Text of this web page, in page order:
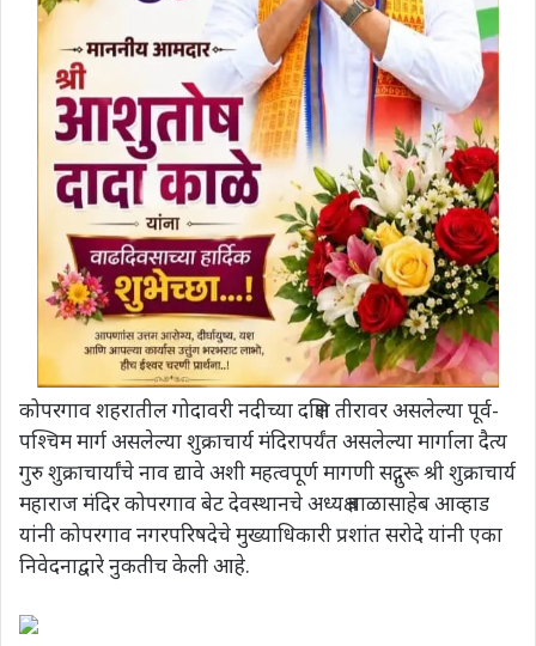
कोपरगाव शहरातील गोदावरी नदीच्या दक्षिण तीरावर असलेल्या पूर्व-
पश्चिम मार्ग असलेल्या शुक्राचार्य मंदिरापर्यंत असलेल्या मार्गाला दैत्य
गुरु शुक्राचार्यांचे नाव द्यावे अशी महत्वपूर्ण मागणी सद्गुरू श्री शुक्राचार्य
महाराज मंदिर कोपरगाव बेट देवस्थानचे अध्यक्ष बाळासाहेब आव्हाड
यांनी कोपरगाव नगरपरिषदेचे मुख्याधिकारी प्रशांत सरोदे यांनी एका
निवेदनाद्वारे नुकतीच केली आहे.